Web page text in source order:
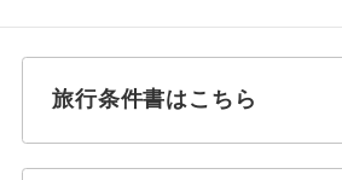
旅行条件書はこちら